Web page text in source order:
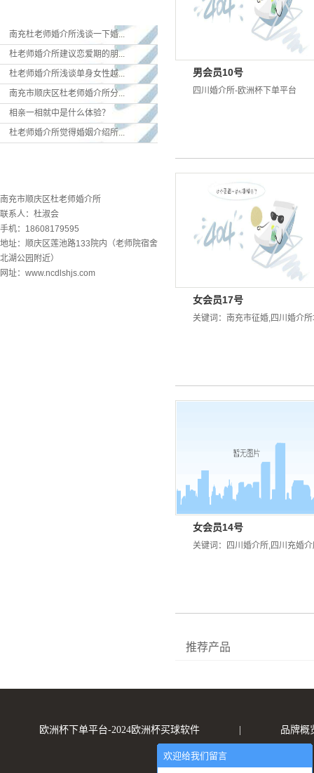
南充杜老师婚介所浅谈一下婚...
杜老师婚介所建议恋爱期的朋...
杜老师婚介所浅谈单身女性越...
南充市顺庆区杜老师婚介所分...
相亲一相就中是什么体验？
杜老师婚介所觉得婚姻介绍所...
南充市顺庆区杜老师婚介所
联系人：杜淑会
手机：18608179595
地址：顺庆区莲池路133院内（老师院宿舍
北湖公园附近）
网址：www.ncdlshjs.com
男会员10号
四川婚介所-欧洲杯下单平台
女会员17号
关键词： 南充市征婚,四川婚介
女会员14号
关键词： 四川婚介所,四川充婚
推荐产品
欧洲杯下单平台-2024欧洲杯买球软件 品牌概
欢迎给我们留言